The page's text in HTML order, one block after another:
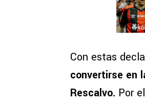
Con estas
convertirse en
Rescalvo. Por